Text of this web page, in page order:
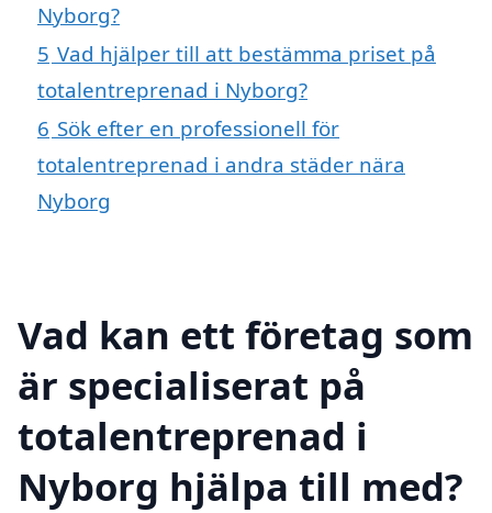
Nyborg?
5 Vad hjälper till att bestämma priset på
totalentreprenad i Nyborg?
6 Sök efter en professionell för
totalentreprenad i andra städer nära
Nyborg
Vad kan ett företag som
är specialiserat på
totalentreprenad i
Nyborg hjälpa till med?